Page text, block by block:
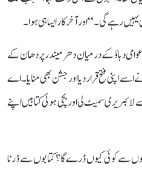
رہے گی۔‘‘ اور آخرکار ایسا ہی ہوا۔
ہوئے عوامی دباؤ کے درمیان دھرمیندر پردھان کے
اپنی فتح قرار دیا اور جشن بھی منایا۔ اے
سمیٹ لی اور بچی ہوئی کتابیں اپنے
سے کوئی کیوں ڈرے گا؟ کتابوں سے ڈرنا